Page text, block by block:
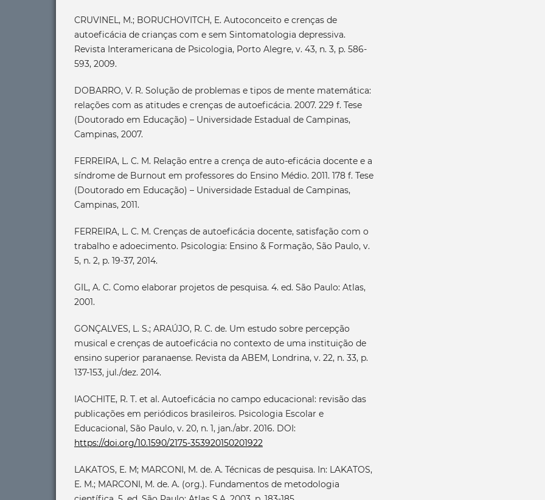
CRUVINEL, M.; BORUCHOVITCH, E. Autoconceito e crenças de
autoeficácia de crianças com e sem Sintomatologia depressiva.
Revista Interamericana de Psicologia, Porto Alegre, v. 43, n. 3, p. 586-
593, 2009.
DOBARRO, V. R. Solução de problemas e tipos de mente matemática:
relações com as atitudes e crenças de autoeficácia. 2007. 229 f. Tese
(Doutorado em Educação) – Universidade Estadual de Campinas,
Campinas, 2007.
FERREIRA, L. C. M. Relação entre a crença de auto-eficácia docente e a
síndrome de Burnout em professores do Ensino Médio. 2011. 178 f. Tese
(Doutorado em Educação) – Universidade Estadual de Campinas,
Campinas, 2011.
FERREIRA, L. C. M. Crenças de autoeficácia docente, satisfação com o
trabalho e adoecimento. Psicologia: Ensino & Formação, São Paulo, v.
5, n. 2, p. 19-37, 2014.
GIL, A. C. Como elaborar projetos de pesquisa. 4. ed. São Paulo: Atlas,
2001.
GONÇALVES, L. S.; ARAÚJO, R. C. de. Um estudo sobre percepção
musical e crenças de autoeficácia no contexto de uma instituição de
ensino superior paranaense. Revista da ABEM, Londrina, v. 22, n. 33, p.
137-153, jul./dez. 2014.
IAOCHITE, R. T. et al. Autoeficácia no campo educacional: revisão das
publicações em periódicos brasileiros. Psicologia Escolar e
Educacional, São Paulo, v. 20, n. 1, jan./abr. 2016. DOI:
https://doi.org/10.1590/2175-353920150201922
LAKATOS, E. M; MARCONI, M. de. A. Técnicas de pesquisa. In: LAKATOS,
E. M.; MARCONI, M. de. A. (org.). Fundamentos de metodologia